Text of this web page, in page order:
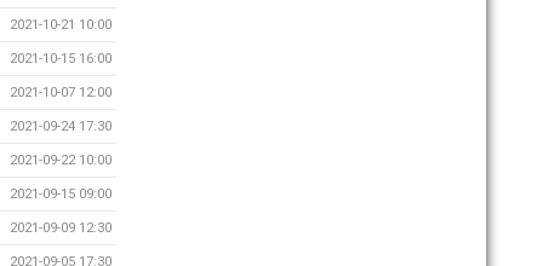
2021-10-21 10:00
2021-10-15 16:00
2021-10-07 12:00
2021-09-24 17:30
2021-09-22 10:00
2021-09-15 09:00
2021-09-09 12:30
2021-09-05 17:30